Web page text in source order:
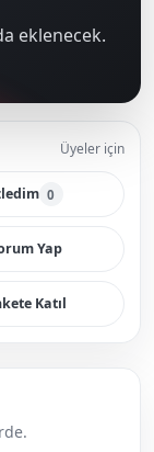
eklenecek.
Üyeler için
0
Yap
Katıl